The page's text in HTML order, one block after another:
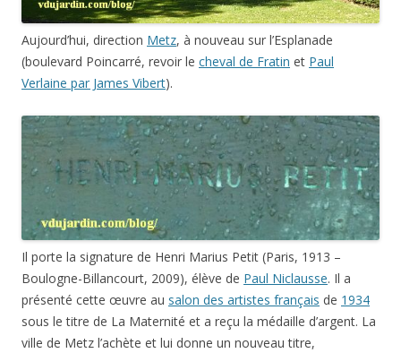
Aujourd’hui, direction Metz, à nouveau sur l’Esplanade
(boulevard Poincarré, revoir le cheval de Fratin et Paul
Verlaine par James Vibert).
Il porte la signature de Henri Marius Petit (Paris, 1913 –
Boulogne-Billancourt, 2009), élève de Paul Niclausse. Il a
présenté cette œuvre au salon des artistes français de 1934
sous le titre de La Maternité et a reçu la médaille d’argent. La
ville de Metz l’achète et lui donne un nouveau titre,